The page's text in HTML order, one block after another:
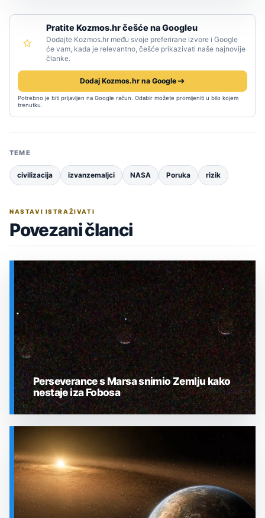
Pratite Kozmos.hr češće na Googleu
Dodajte Kozmos.hr među svoje preferirane izvore i Google
će vam, kada je relevantno, češće prikazivati naše najnovije
članke.
Dodaj Kozmos.hr na Google
Potrebno je biti prijavljen na Google račun. Odabir možete promijeniti u bilo kojem
trenutku.
TEME
civilizacija izvanzemaljci NASA Poruka rizik
NASTAVI ISTRAŽIVATI
Povezani članci
SVEMIR
Perseverance s Marsa snimio Zemlju kako
nestaje iza Fobosa